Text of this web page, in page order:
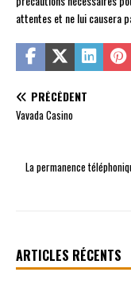
attentes et ne lui causera
PRÉCÉDENT
Vavada Casino
La permanence
ARTICLES RÉCENTS